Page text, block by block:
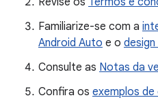
Familiarize-se com a
Android Auto e o
Consulte as Notas da
Confira os exemplos